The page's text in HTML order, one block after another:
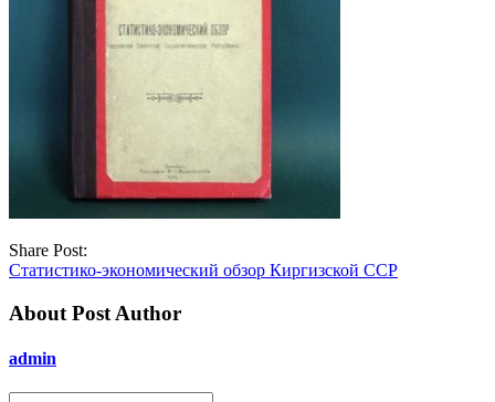
Share Post:
Статистико-экономический обзор Киргизской ССР
About Post Author
admin